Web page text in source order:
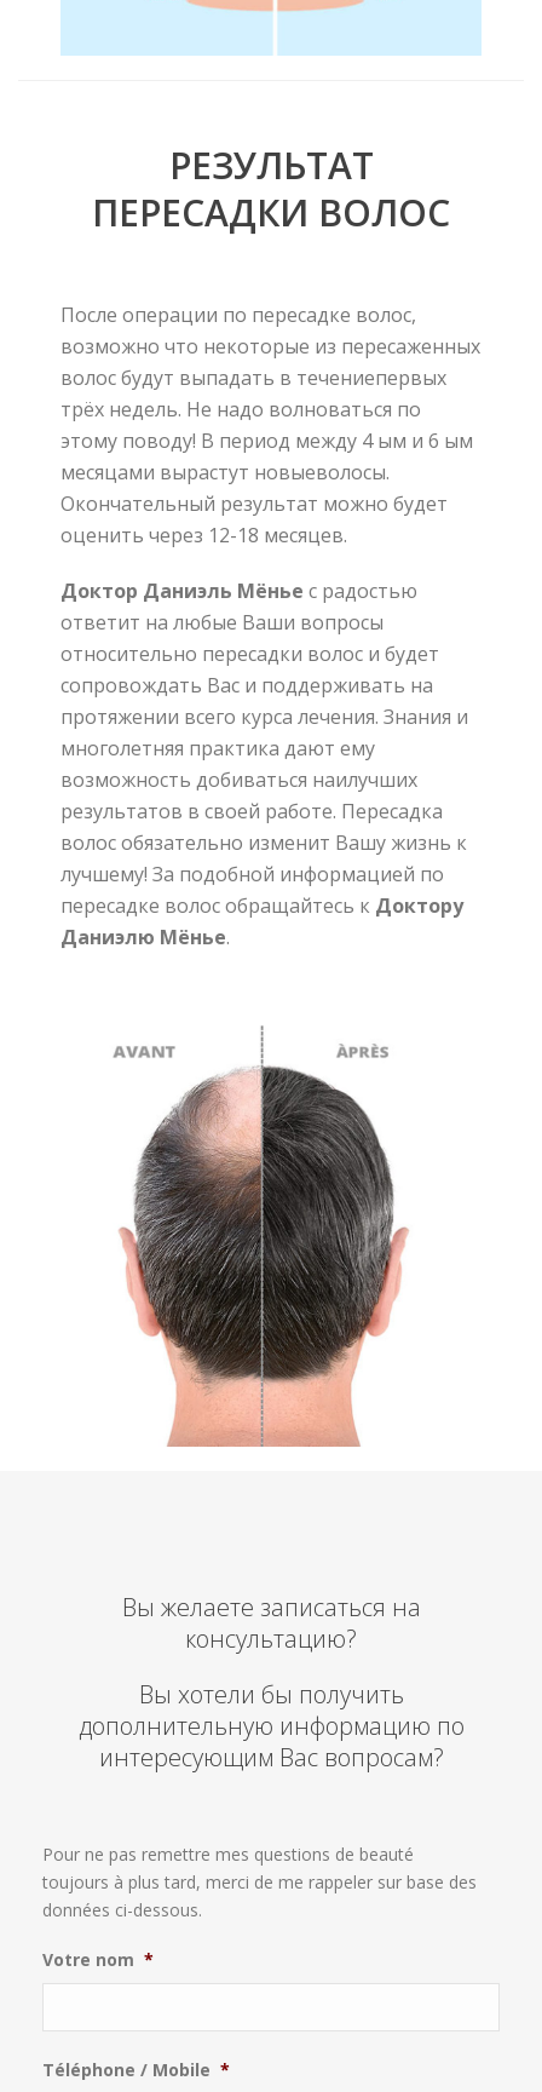
РЕЗУЛЬТАТ
ПЕРЕСАДКИ ВОЛОС
После операции по пересадке волос,
возможно что некоторые из пересаженных
волосбудут выпадать в течениепервых
трёх недель. Не надо волноваться по
этому поводу! В период между 4ым и 6 ым
месяцами вырастут новыеволосы.
Окончательный результат можно будет
оценить через 12-18 месяцев.
Доктор Даниэль Мёнье с радостью
ответит на любые Ваши вопросы
относительно пересадки волос и будет
сопровождать Вас и поддерживать на
протяжении всего курса лечения. Знания и
многолетняя практика дают ему
возможность добиваться наилучших
результатов в своей работе. Пересадка
волос обязательно изменит Вашу жизнь к
лучшему! За подобной информацией по
пересадке волос обращайтесь к Доктору
Даниэлю Мёнье.
Вы желаете записаться на
консультацию?
Вы хотели бы получить
дополнительную информацию по
интересующим Вас вопросам?
Pour ne pas remettre mes questions de beauté
toujours à plus tard, merci de me rappeler sur base des
données ci-dessous.
Votre nom *
Téléphone / Mobile *